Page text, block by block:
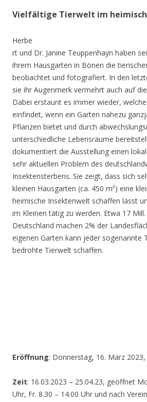
Vielfältige Tierwelt im
Herbe
rt und Dr. Janine Teuppenhayn haben
ihrem Hausgarten in Bönen die
beobachtet und fotografiert. In den
sie ihr Augenmerk vermehrt auch auf
Dabei erstaunt es immer wieder,
einfindet, wenn ein Garten nahezu
Pflanzen bietet und durch
unterschiedliche Lebensräume
dokumentiert die Ausstellung einen
sehr aktuellen Problem des
Insektensterbens. Sie zeigt, dass sich
kleinen Hausgarten (ca. 450 m²) eine
heimische Insektenwelt schaffen lässt
im Kleinen tätig zu werden. Etwa 17
Deutschland machen 2% der
eigenen Garten kann jeder sogenannte
bedrohte Tierwelt schaffen.
Eröffnung: Donnerstag, 16. März
Zeit: 16.03.2023 – 25.04.23, geöffnet
Uhr, Fr. 8.30 – 14.00 Uhr und nach